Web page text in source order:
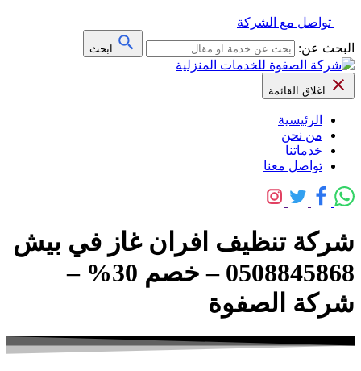
تواصل مع الشركة
البحث عن:
ابحث
اغلاق القائمة
الرئيسية
من نحن
خدماتنا
تواصل معنا
شركة تنظيف افران غاز في بيش
0508845868 – خصم 30% –
شركة الصفوة